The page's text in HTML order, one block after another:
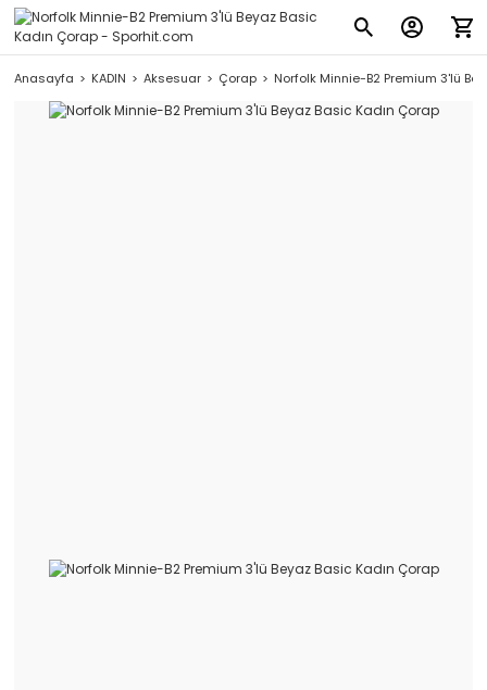
Anasayfa KADIN Aksesuar Çorap Norfolk Minnie-B2 Premium 3'lü